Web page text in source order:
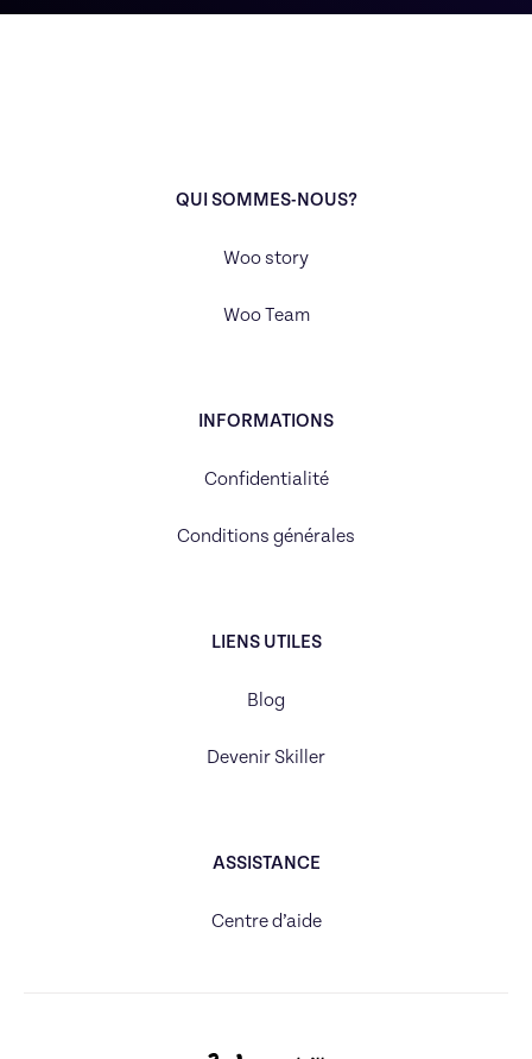
QUI SOMMES-NOUS?
Woo story
Woo Team
INFORMATIONS
Confidentialité
Conditions générales
LIENS UTILES
Blog
Devenir Skiller
ASSISTANCE
Centre d’aide